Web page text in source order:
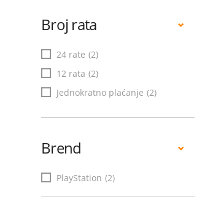
Broj rata
24 rate (2)
12 rata (2)
Jednokratno plaćanje (2)
Brend
PlayStation (2)